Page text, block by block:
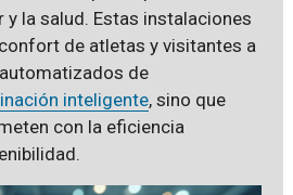
y la salud. Estas instalaciones
de atletas y visitantes a
de
inteligente, sino que
con la eficiencia